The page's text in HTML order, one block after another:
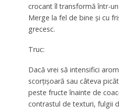
crocant îl transformă într-
Merge la fel de bine și cu
grecesc.
Truc:
Dacă vrei să intensifici
scorțișoară sau câteva
peste fructe înainte de
contrastul de texturi, fulgii